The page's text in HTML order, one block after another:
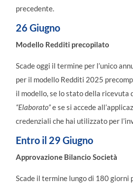
precedente.
26 Giugno
Modello Redditi precopilato
Scade oggi il termine per l’unico
per il modello Redditi 2025
il modello, se lo stato della ricevuta
“Elaborato”e se si accede
credenziali che hai utilizzato per
Entro il 29 Giugno
Approvazione Bilancio Società
Scade il termine lungo di 180 giorni